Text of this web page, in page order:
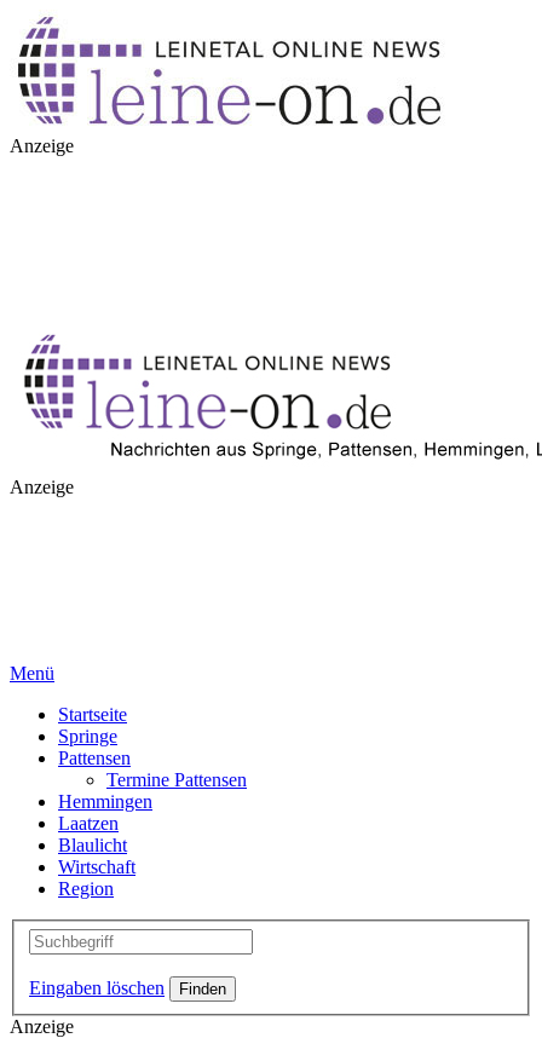
Anzeige
Anzeige
Menü
Startseite
Springe
Pattensen
Termine Pattensen
Hemmingen
Laatzen
Blaulicht
Wirtschaft
Region
Eingaben löschen
Anzeige